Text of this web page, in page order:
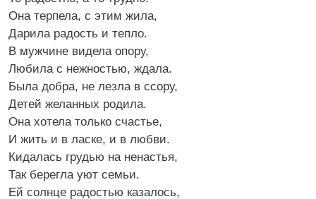
Она терпела, с этим жила,
Дарила радость и тепло.
В мужчине видела опору,
Любила с нежностью, ждала.
Была добра, не лезла в ссору,
Детей желанных родила.
Она хотела только счастье,
И жить и в ласке, и в любви.
Кидалась грудью на ненастья,
Так берегла уют семьи.
Ей солнце радостью казалось,